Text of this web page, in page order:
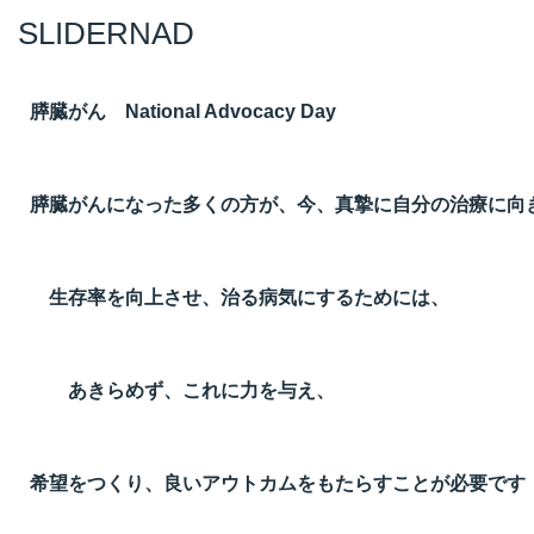
SLIDERNAD
膵臓がん National Advocacy Day
膵臓がんになった多くの方が、今、真摯に自分の治療に向
生存率を向上させ、治る病気にするためには、
あきらめず、これに力を与え、
希望をつくり、良いアウトカムをもたらすことが必要です